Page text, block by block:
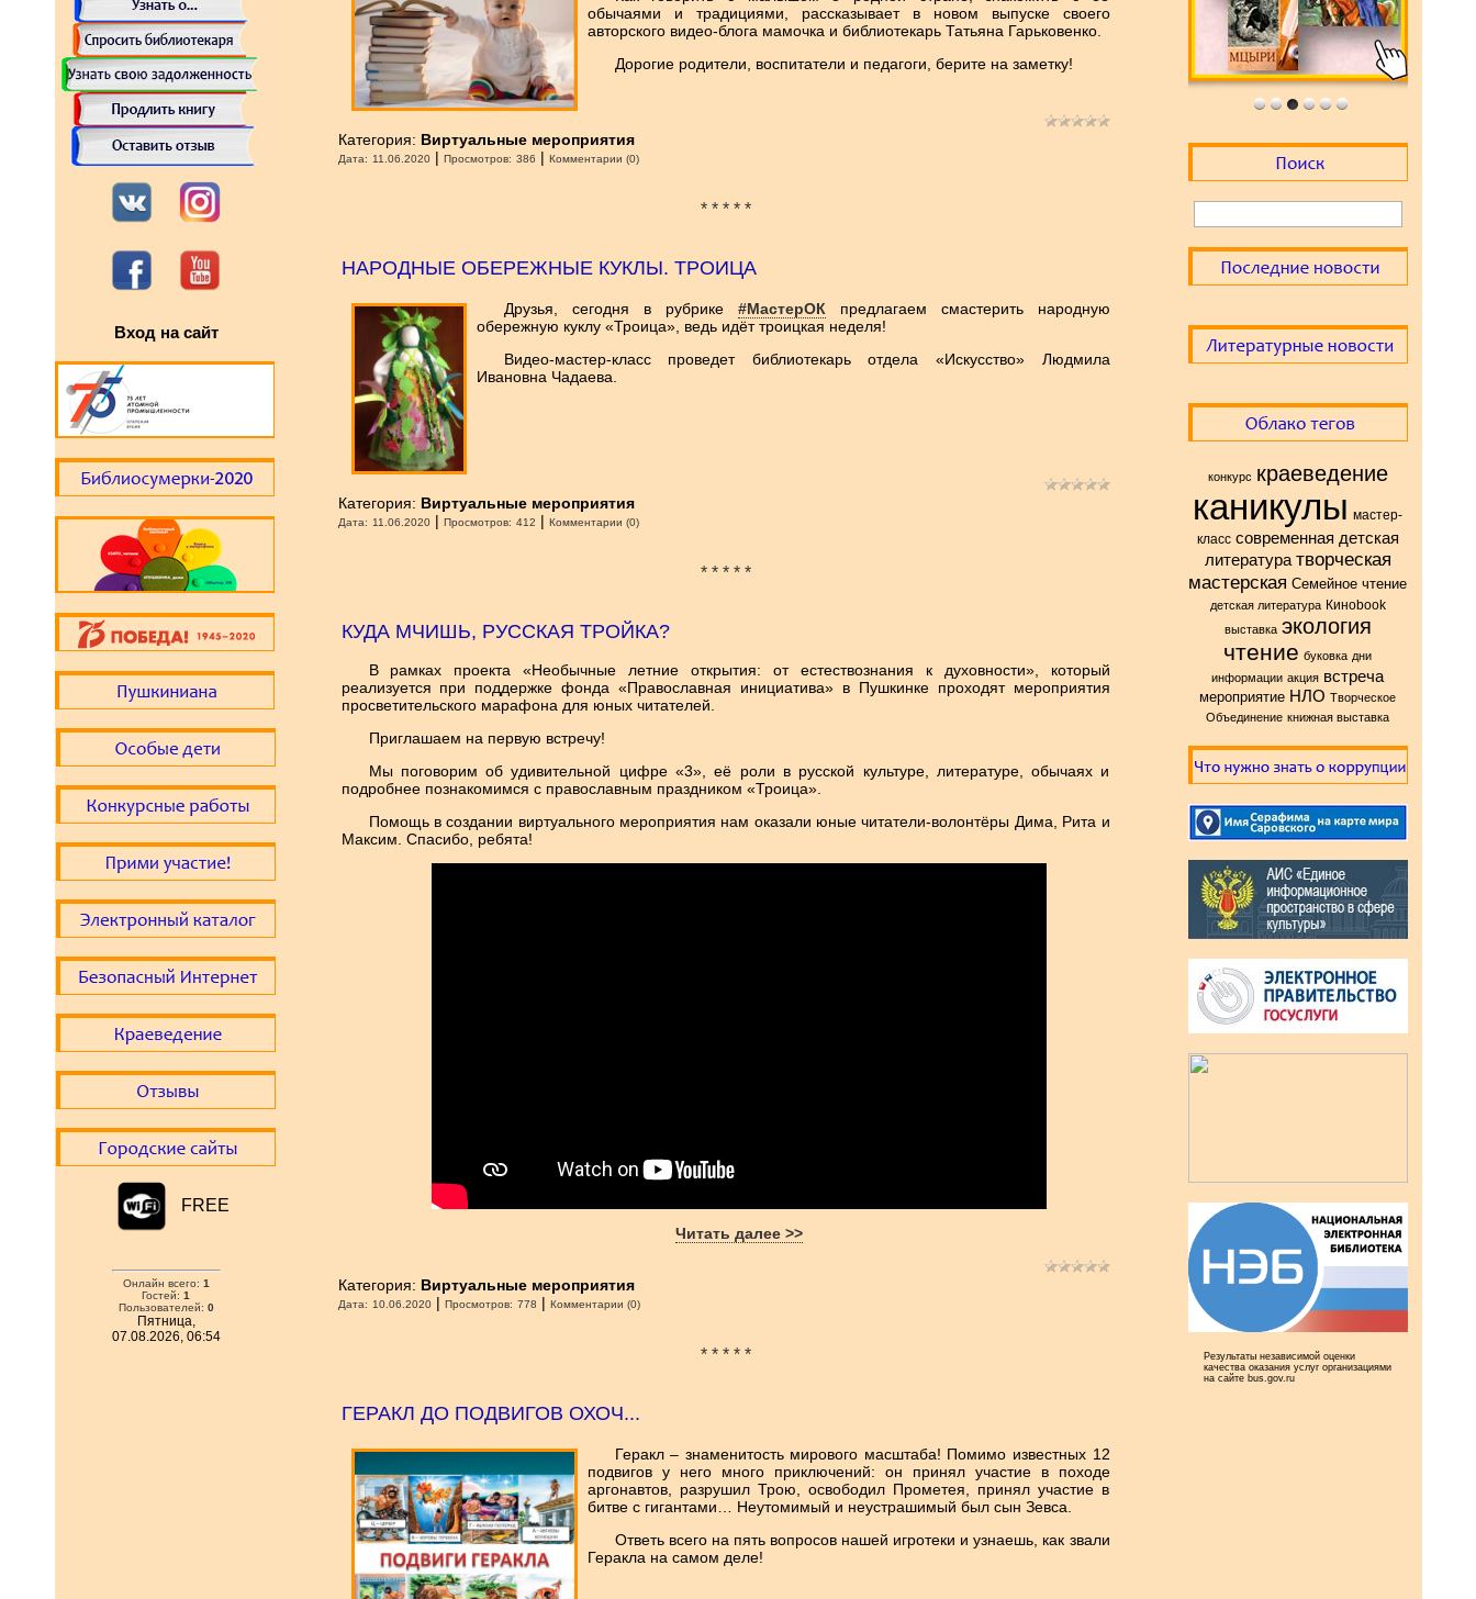
Вход на сайт
FREE
Онлайн всего: 1
Гостей: 1
Пользователей: 0
Пятница,
07.08.2026, 06:54
обычаями и традициями, рассказывает в новом выпуске своего
авторского видео-блога мамочка и библиотекарь Татьяна Гарьковенко.
Дорогие родители, воспитатели и педагоги, берите на заметку!
Категория: Виртуальные мероприятия
Дата: 11.06.2020| Просмотров: 386 | Комментарии (0)
* * * * *
НАРОДНЫЕ ОБЕРЕЖНЫЕ КУКЛЫ. ТРОИЦА
Друзья, сегодня в рубрике #МастерОК предлагаем смастерить народную
обережную куклу «Троица», ведь идёт троицкая неделя!
Видео-мастер-класс проведет библиотекарь отдела «Искусство» Людмила
Ивановна Чадаева.
Категория: Виртуальные мероприятия
Дата: 11.06.2020| Просмотров: 412 | Комментарии (0)
* * * * *
КУДА МЧИШЬ, РУССКАЯ ТРОЙКА?
В рамках проекта «Необычные летние открытия: от естествознания к духовности», который
реализуется при поддержке фонда «Православная инициатива» в Пушкинке проходят мероприятия
просветительского марафона для юных читателей.
Приглашаем на первую встречу!
Мы поговорим об удивительной цифре «3», её роли в русской культуре, литературе, обычаях и
подробнее познакомимся с православным праздником «Троица».
Помощь в создании виртуального мероприятия нам оказали юные читатели-волонтёры Дима, Рита и
Максим. Спасибо, ребята!
Читать далее >>
Категория: Виртуальные мероприятия
Дата: 10.06.2020| Просмотров: 778 | Комментарии (0)
* * * * *
ГЕРАКЛ ДО ПОДВИГОВ ОХОЧ...
Геракл – знаменитость мирового масштаба! Помимо известных 12
подвигов у него много приключений: он принял участие в походе
аргонавтов, разрушил Трою, освободил Прометея, принял участие в
битве с гигантами… Неутомимый и неустрашимый был сын Зевса.
Ответь всего на пять вопросов нашей игротеки и узнаешь, как звали
Геракла на самом деле!
конкурс краеведение
каникулы мастер-
класс современная детская
литература творческая
мастерская Семейное чтение
детская литература Киноbook
выставка экология
чтение буковка дни
информации акция встреча
мероприятие НЛО Творческое
Объединение книжная выставка
Результаты независимой оценки
качества оказания услуг организациями
на сайте bus.gov.ru